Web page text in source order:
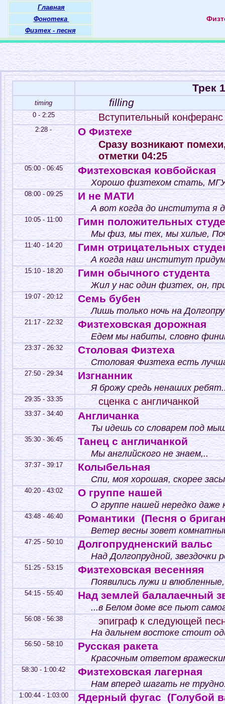
Главная
Фонотека
Физтех - песня
Трек 1
timing filling
0 - 2:25 Вступительный конферанс
2:28 - О Физтехе
Сразу возникают
отметки 04:25
05:00 - 06:45 Физтеховская ковбойская
Хорошо физтехом стать,
08:00 - 09:25 И не МАТИ
А вот когда до института я
10:05 - 11:00 Гимн положительных
Мы физ, мы тех, мы хилые,
11:40 - 14:20 Гимн отрицательных
А когда наш институт
15:10 - 18:20 Гимн обычного студента
Жил у нас один физтех, он,
19:07 - 20:12 Семь бубен
Лишь только ночь на
21:17 - 22:32 Физтеховская дорожная
Едем мы набиты, словно
23:37 - 26:32 Столовая Физтеха
Столовая Физтеха есть
27:50 - 29:34 Изгнанник
Я брожу средь ненаших
29:35 - 33:35 сценка с англичанкой
33:37 - 34:40 Англичанка
Ты идешь со словарем под
35:30 - 36:45 Танец с англичанкой
Мы английского не знаем,..
37:37 - 39:17 Колыбельная
Спи, моя хорошая, скорее
40:20 - 43:02 О группе нашей
О группе нашей нередко даже
43:48 - 46:40 Романтики (Песня о
Ветер весны зовет
47:25 - 50:10 Долгопрудненский вальс
Над Долгопрудной, звездочки
51:25 - 53:15 Физтеховская весенняя
Появились лужи и
54:15 - 55:40 Над землей балалаечный
...в Белом доме все пьют
56:08 - 56:38 эпиграф к следующей
На дальнем востоке стоит
56:50 - 58:10 Русская ракета
Красочным ответом
58:30 - 1:00:42 Физтеховская лагерная
Нам вперед шагать не
1:00:44 - 1:03:00 Ядерный фугас (Голубой